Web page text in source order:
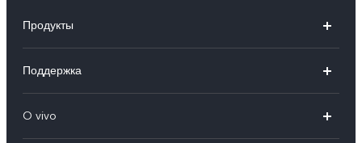
Продукты
V40
V30 5G
Поддержка
Сервисные центры
O vivo